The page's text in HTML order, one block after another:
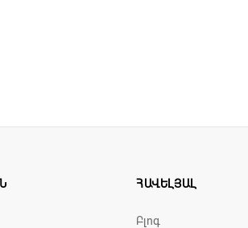
ՀԱՎԵԼՅԱԼ
Բլոգ